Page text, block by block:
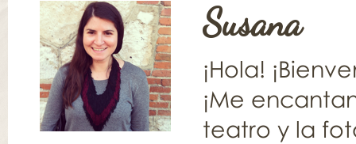
Susana
¡Hola!
¡Me
teatro y la